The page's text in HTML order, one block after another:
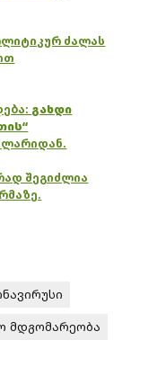
ძალას
გახდი
ლარიდან.
შეგიძლია
მდგომარეობა